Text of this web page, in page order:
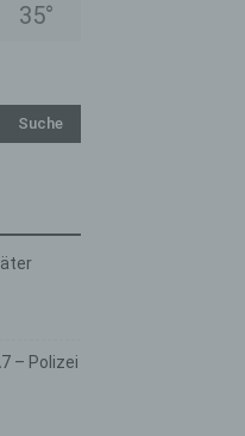
35°
– Polizei